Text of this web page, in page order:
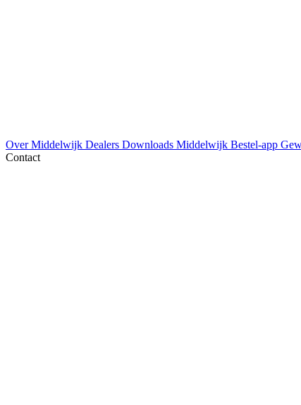
Over Middelwijk Dealers Downloads Middelwijk Bestel-app
Contact